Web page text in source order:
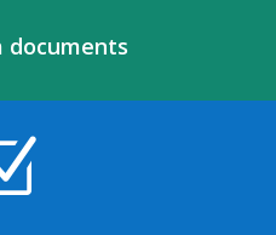
documents